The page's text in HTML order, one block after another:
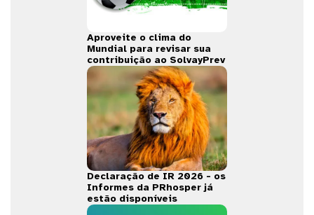
Aproveite o clima do
Mundial para revisar sua
contribuição ao SolvayPrev
Declaração de IR 2026 - os
Informes da PRhosper já
estão disponíveis